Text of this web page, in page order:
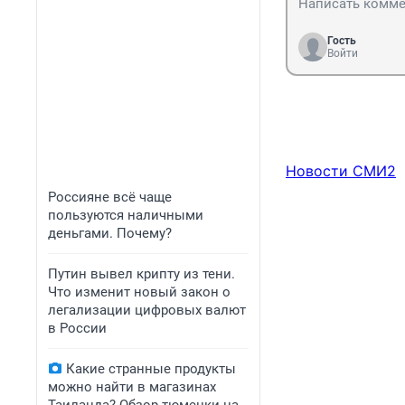
Россияне всё чаще
пользуются наличными
деньгами. Почему?
Путин вывел крипту из тени.
Что изменит новый закон о
легализации цифровых валют
в России
Какие странные продукты
можно найти в магазинах
Гость
Войти
Новости СМИ2